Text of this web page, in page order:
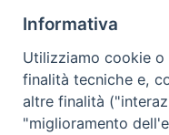
DIOCESI
Contatti:Tel.:
E-mail:
Informativa
Utilizziamo cookie
finalità tecniche e,
altre finalità
"miglioramento